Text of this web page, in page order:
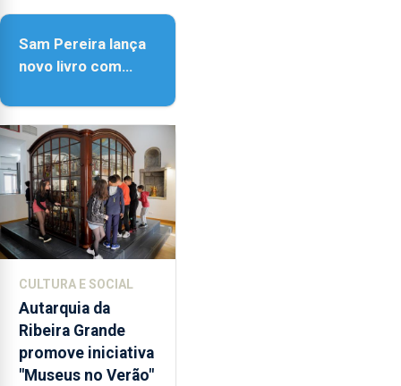
Sam Pereira lança
novo livro com
décadas de poesia
CULTURA E SOCIAL
Autarquia da
Ribeira Grande
promove iniciativa
"Museus no Verão"